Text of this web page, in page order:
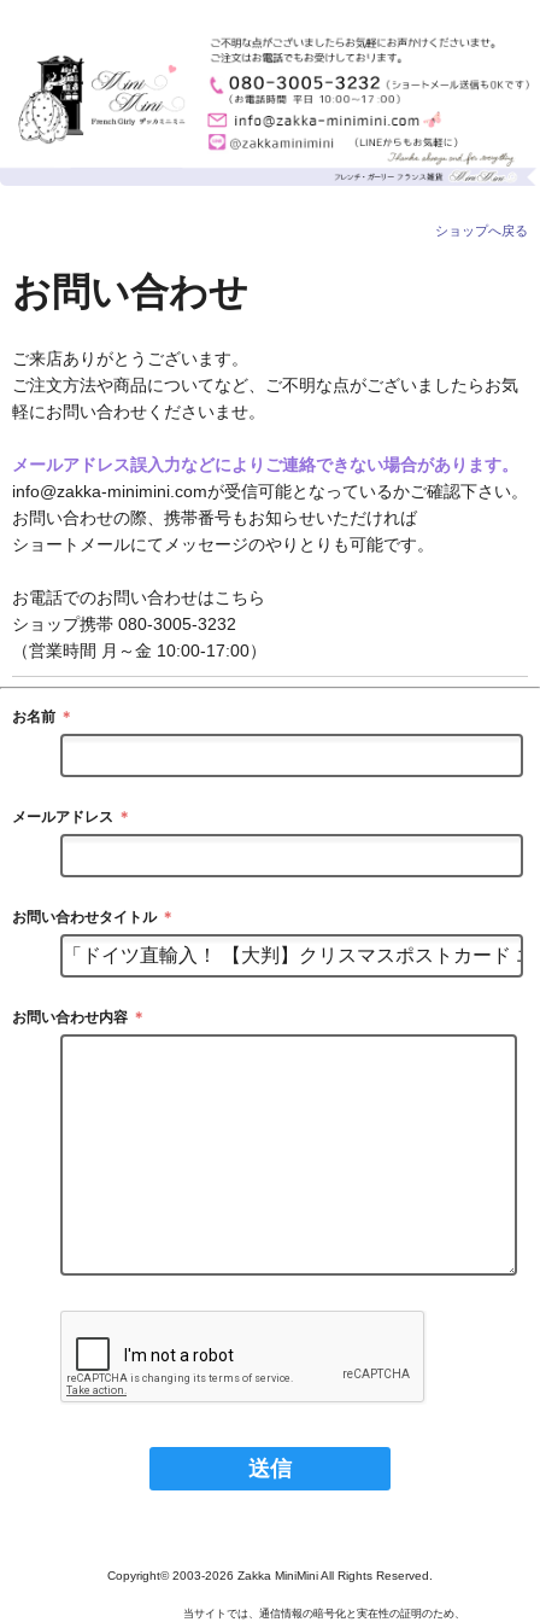
ショップへ戻る
お問い合わせ
ご来店ありがとうございます。
ご注文方法や商品についてなど、ご不明な点がございましたらお気
軽にお問い合わせくださいませ。
メールアドレス誤入力などによりご連絡できない場合があります。
info@zakka-minimini.comが受信可能となっているかご確認下さい。
お問い合わせの際、携帯番号もお知らせいただければ
ショートメールにてメッセージのやりとりも可能です。
お電話でのお問い合わせはこちら
ショップ携帯 080-3005-3232
（営業時間 月～金 10:00-17:00）
お名前 ＊
メールアドレス ＊
お問い合わせタイトル ＊
お問い合わせ内容 ＊
Copyright© 2003‐2026 Zakka MiniMini All Rights Reserved.
当サイトでは、通信情報の暗号化と実在性の証明のため、